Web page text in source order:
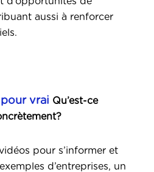
aussi à renforcer
pour vrai Qu’est-ce
pour s’informer et
d’entreprises, un